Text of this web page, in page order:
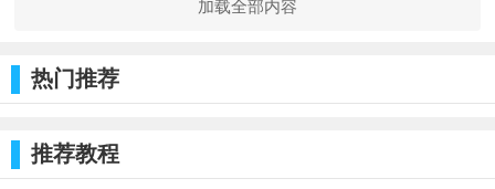
录了xbox360，还登录到了Android手机。
我的世界minecraft说它不是游戏，是因为它并没有什么特定的
玩法，也没有游戏情节，也没有游戏规则，说它是游戏，因为同
持基于本地无线网络的多人游戏。
加载全部内容
热门推荐
推荐教程